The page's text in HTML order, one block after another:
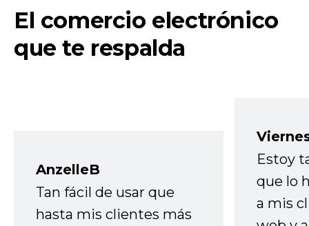
El comercio electrónico
que te respalda
AnzelleB
Tan fácil de usar que
hasta mis clientes más
Estoy
que lo
a mis